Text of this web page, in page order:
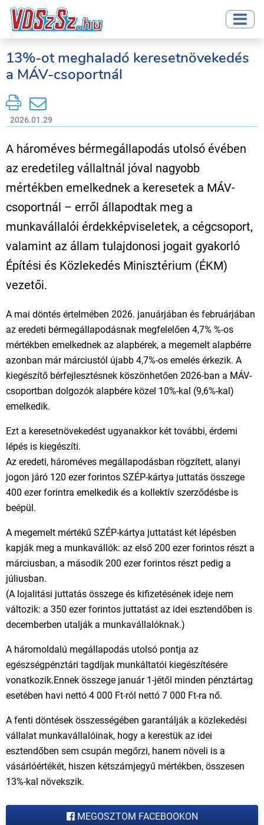
13%-ot meghaladó keresetnövekedés
a MÁV-csoportnál
2026.01.29
A hároméves bérmegállapodás utolsó évében
az eredetileg vállaltnál jóval nagyobb
mértékben emelkednek a keresetek a MÁV-
csoportnál – erről állapodtak meg a
munkavállalói érdekképviseletek, a cégcsoport,
valamint az állam tulajdonosi jogait gyakorló
Építési és Közlekedés Minisztérium (ÉKM)
vezetői.
A mai döntés értelmében 2026. januárjában és februárjában
az eredeti bérmegállapodásnak megfelelően 4,7% %-os
mértékben emelkednek az alapbérek, a megemelt alapbérre
azonban már márciustól újabb 4,7%-os emelés érkezik. A
kiegészítő bérfejlesztésnek köszönhetően 2026-ban a MÁV-
csoportban dolgozók alapbére közel 10%-kal (9,6%-kal)
emelkedik.
Ezt a keresetnövekedést ugyanakkor két további, érdemi
lépés is kiegészíti.
Az eredeti, hároméves megállapodásban rögzített, alanyi
jogon járó 120 ezer forintos SZÉP-kártya juttatás összege
400 ezer forintra emelkedik és a kollektív szerződésbe is
beépül.
A megemelt mértékű SZÉP-kártya juttatást két lépésben
kapják meg a munkavállók: az első 200 ezer forintos részt a
márciusban, a második 200 ezer forintos részt pedig a
júliusban.
(A lojalitási juttatás összege és kifizetésének ideje nem
változik: a 350 ezer forintos juttatást az idei esztendőben is
decemberben utalják a munkavállalóknak.)
A háromoldalú megállapodás utolsó pontja az
egészségpénztári tagdíjak munkáltatói kiegészítésére
vonatkozik.Ennek összege január 1-jétől minden pénztártag
esetében havi nettó 4 000 Ft-ról nettó 7 000 Ft-ra nő.
A fenti döntések összességében garantálják a közlekedési
vállalat munkavállalóinak, hogy a kerestük az idei
esztendőben sem csupán megőrzi, hanem növeli is a
vásárlóértékét, hiszen kétszámjegyű mértékben, összesen
13%-kal növekszik.
MEGOSZTOM FACEBOOKON